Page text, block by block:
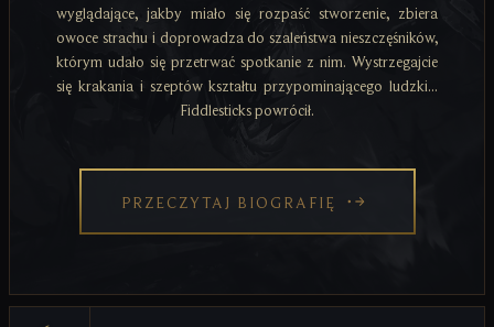
wyglądające, jakby miało się rozpaść stworzenie, zbiera
owoce strachu i doprowadza do szaleństwa nieszczęśników,
którym udało się przetrwać spotkanie z nim. Wystrzegajcie
się krakania i szeptów kształtu przypominającego ludzki...
Fiddlesticks powrócił.
PRZECZYTAJ BIOGRAFIĘ